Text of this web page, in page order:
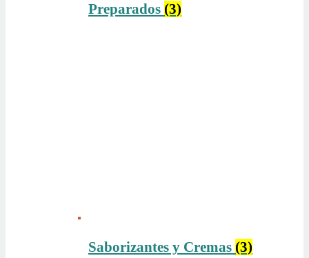
Preparados (3)
Saborizantes y Cremas (3)